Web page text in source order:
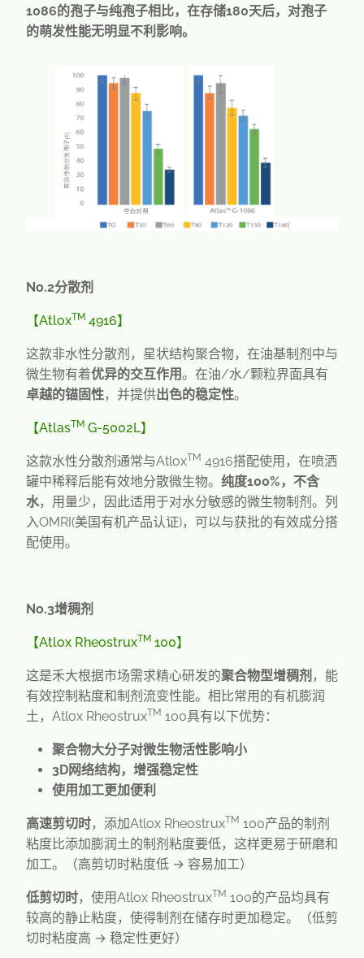
1086的孢子与纯孢子相比，在存储180天后，对孢子
的萌发性能无明显不利影响。
No.2分散剂
【AtloxTM 4916】
这款非水性分散剂，星状结构聚合物，在油基制剂中与
微生物有着优异的交互作用。在油/水/颗粒界面具有
卓越的锚固性，并提供出色的稳定性。
【AtlasTM G-5002L】
这款水性分散剂通常与AtloxTM 4916搭配使用，在喷洒
罐中稀释后能有效地分散微生物。 纯度100%，不含
水，用量少，因此适用于对水分敏感的微生物制剂。列
入OMRI(美国有机产品认证)，可以与获批的有效成分搭
配使用。
No.3增稠剂
【Atlox RheostruxTM 100】
这是禾大根据市场需求精心研发的聚合物型增稠剂 ，能
有效控制粘度和制剂流变性能。相比常用的有机膨润
土， Atlox RheostruxTM 100具有以下优势：
聚合物大分子对微生物活性影响小
3D网络结构，增强稳定性
使用加工更加便利
高速剪切时，添加Atlox RheostruxTM 100产品的制剂
粘度比添加膨润土的制剂粘度要低，这样更易于研磨和
加工。（高剪切时粘度低 → 容易加工）
低剪切时，使用Atlox RheostruxTM 100的产品均具有
较高的静止粘度，使得制剂在储存时更加稳定。（低剪
切时粘度高 → 稳定性更好）